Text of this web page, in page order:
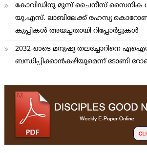
കോവിഡിനു മുമ്പ് ചൈനീസ് സൈനിക
യു.എസ്. ലാബിലേക്ക് രഹസ്യ
കുപ്പികള്‍ അയച്ചതായി റിപ്പോര്‍ട്ടുകള്‍
2032-ഓടെ മനുഷ്യ തലച്ചോറിനെ
ബന്ധിപ്പിക്കാന്‍കഴിയുമെന്ന് ടോണി